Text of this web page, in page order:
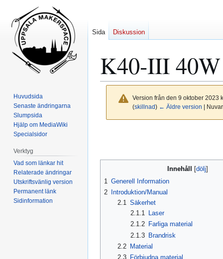
K40-III 40W
Version från den 9 oktober 2023
(skillnad) ← Äldre version |
Innehåll
1 Generell Information
2
Introduktion/Manual
2.1
Säkerhet
2.1.1
Laser
2.1.2 Farliga material
2.1.3 Brandrisk
2.2
Material
2.3
Förbjudna material
Sida Diskussion
Huvudsida
Senaste ändringarna
Slumpsida
Hjälp om MediaWiki
Specialsidor
Verktyg
Vad som länkar hit
Relaterade ändringar
Utskriftsvänlig version
Permanent länk
Sidinformation